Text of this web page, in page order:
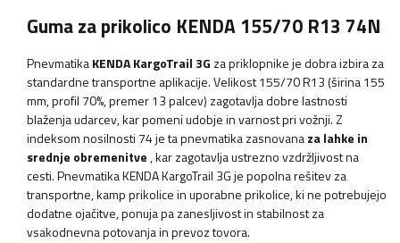
Guma za prikolico KENDA 155/70 R13 74N
PnevmatikaKENDA KargoTrail 3G za priklopnike je dobra izbira za
standardne transportne aplikacije. Velikost 155/70 R13 (širina 155
mm, profil 70%, premer 13 palcev) zagotavlja dobre lastnosti
blaženja udarcev, kar pomeni udobje in varnost pri vožnji. Z
indeksom nosilnosti 74 je ta pnevmatika zasnovanaza lahke in
srednje obremenitve, kar zagotavlja ustrezno vzdržljivost na
cesti. Pnevmatika KENDA KargoTrail 3G je popolna rešitev za
transportne, kamp prikolice in uporabne prikolice, ki ne potrebujejo
dodatne ojačitve, ponuja pa zanesljivost in stabilnost za
vsakodnevna potovanja in prevoz tovora.